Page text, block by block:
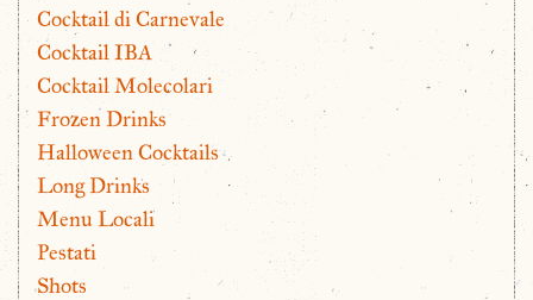
Cocktail di Carnevale
Cocktail IBA
Cocktail Molecolari
Frozen Drinks
Halloween Cocktails
Long Drinks
Menu Locali
Pestati
Shots